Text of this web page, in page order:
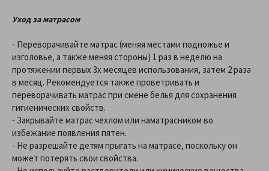
Уход за матрасом
- Переворачивайте матрас (меняя местами подножье и
изголовье, а также меняя стороны) 1 раз в неделю на
протяжении первых 3х месяцев использования, затем 2 раза
в месяц. Рекомендуется также проветривать и
переворачивать матрас при смене белья для сохранения
гигиенических свойств.
- Закрывайте матрас чехлом или наматрасником во
избежание появления пятен.
- Не разрешайте детям прыгать на матрасе, поскольку он
может потерять свои свойства.